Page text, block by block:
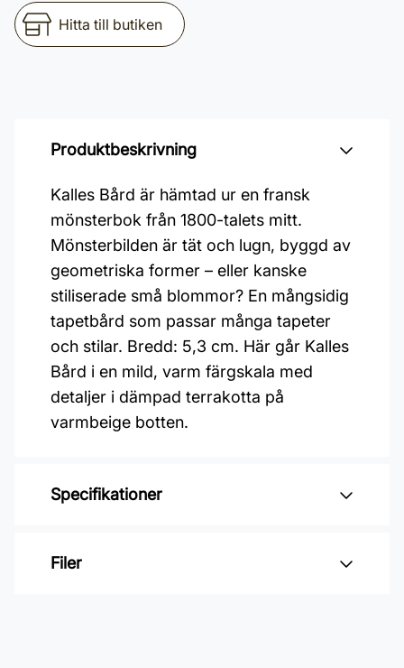
Hitta till butiken
Produktbeskrivning
Kalles Bård är hämtad ur en fransk
mönsterbok från 1800-talets mitt.
Mönsterbilden är tät och lugn, byggd av
geometriska former – eller kanske
stiliserade små blommor? En mångsidig
tapetbård som passar många tapeter
och stilar. Bredd: 5,3 cm. Här går Kalles
Bård i en mild, varm färgskala med
detaljer i dämpad terrakotta på
varmbeige botten.
Specifikationer
Varumärke: Boråstapeter
Filer